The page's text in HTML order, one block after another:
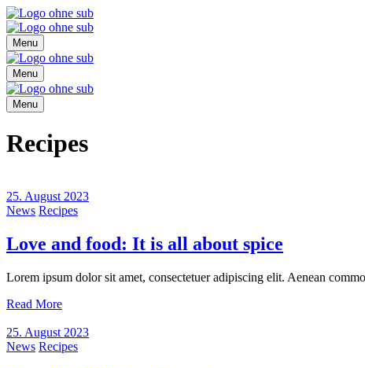
Menu
Menu
Menu
Recipes
25. August 2023
News Recipes
Love and food: It is all about spice
Lorem ipsum dolor sit amet, consectetuer adipiscing elit. Aenean
Read More
25. August 2023
News Recipes